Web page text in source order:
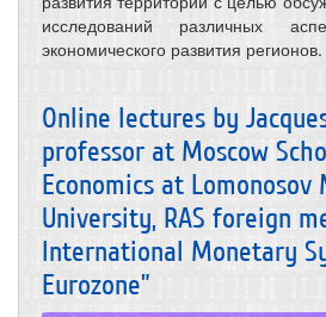
исследований различных
экономического развития регионов.
Online lectures by
professor at Moscow
Economics at Lomonosov
University, RAS foreign
International Monetary
Eurozone”